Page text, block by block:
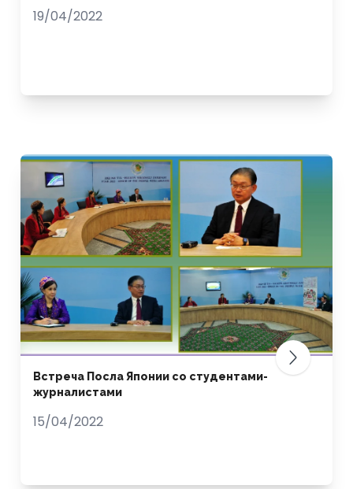
19/04/2022
Встреча Посла Японии со студентами-
журналистами
15/04/2022